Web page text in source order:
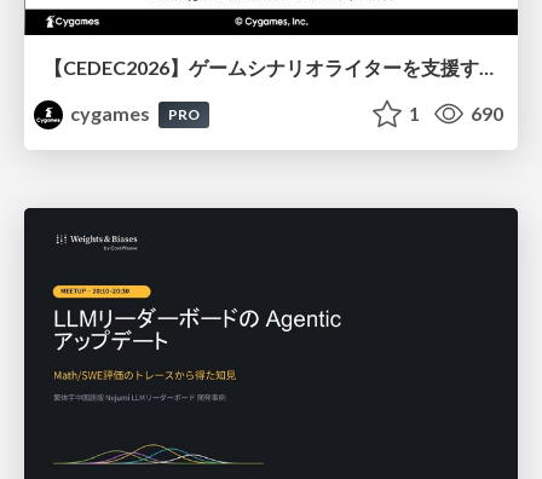
【CEDEC2026】ゲームシナリオライターを支援するAIツール開発の実践 ― 設計とプロンプトの工夫 ―
cygames
PRO 1 690